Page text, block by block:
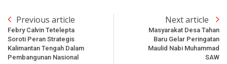
Previous article
Febry Calvin Tetelepta
Soroti Peran Strategis
Kalimantan Tengah Dalam
Pembangunan Nasional
Next article
Masyarakat Desa Tahan
Baru Gelar Peringatan
Maulid Nabi Muhammad
SAW